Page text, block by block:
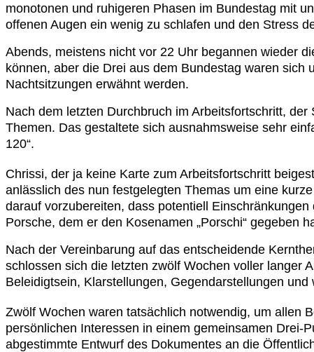
monotonen und ruhigeren Phasen im Bundestag mit
offenen Augen ein wenig zu schlafen und den Stress
Abends, meistens nicht vor 22 Uhr begannen wieder
können, aber die Drei aus dem Bundestag waren
Nachtsitzungen erwähnt werden.
Nach dem letzten Durchbruch im Arbeitsfortschritt,
Themen. Das gestaltete sich ausnahmsweise sehr
120“.
Chrissi, der ja keine Karte zum Arbeitsfortschritt
anlässlich des nun festgelegten Themas um eine
darauf vorzubereiten, dass potentiell
Porsche, dem er den Kosenamen „Porschi“ gegeben
Nach der Vereinbarung auf das entscheidende
schlossen sich die letzten zwölf Wochen voller langer
Beleidigtsein, Klarstellungen, Gegendarstellungen
Zwölf Wochen waren tatsächlich notwendig, um allen
persönlichen Interessen in einem gemeinsamen Drei-
abgestimmte Entwurf des Dokumentes an die